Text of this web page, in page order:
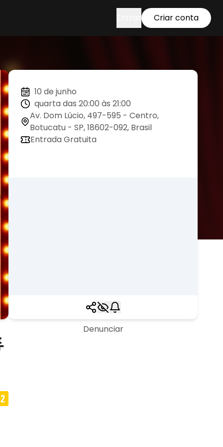
Criar conta
10 de junho
quarta das 20:00 às 21:00
Av. Dom Lúcio, 497-595 - Centro,
Botucatu - SP, 18602-092, Brasil
Entrada Gratuita
Denunciar